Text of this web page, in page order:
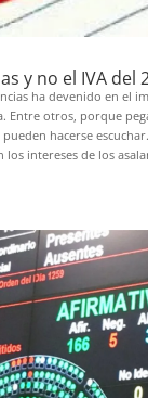
y no el IVA del
ha devenido en el
Entre otros, porque
hacerse
los intereses de los